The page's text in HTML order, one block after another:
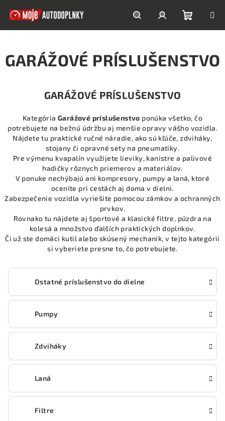
HľadaťPrihlásenie
košík
GARÁŽOVÉ PRÍSLUŠENSTVO
GARÁŽOVÉ PRÍSLUŠENSTVO
Kategória Garážové príslušenstvo ponúka všetko, čo
potrebujete na bežnú údržbu aj menšie opravy vášho vozidla.
Nájdete tu praktické ručné náradie, ako sú kľúče, zdviháky,
stojany či opravné sety na pneumatiky.
Pre výmenu kvapalín využijete lieviky, kanistre a palivové
hadičky rôznych priemerov a materiálov.
V ponuke nechýbajú ani kompresory, pumpy a laná, ktoré
oceníte pri cestách aj doma v dielni.
Zabezpečenie vozidla vyriešite pomocou zámkov a ochranných
prvkov.
Rovnako tu nájdete aj športové a klasické filtre, púzdra na
kolesá a množstvo ďalších praktických doplnkov.
Či už ste domáci kutil alebo skúsený mechanik, v tejto kategórii
si vyberiete presne to, čo potrebujete.
Ostatné príslušenstvo do dielne
Pumpy
Zdviháky
Laná
Filtre